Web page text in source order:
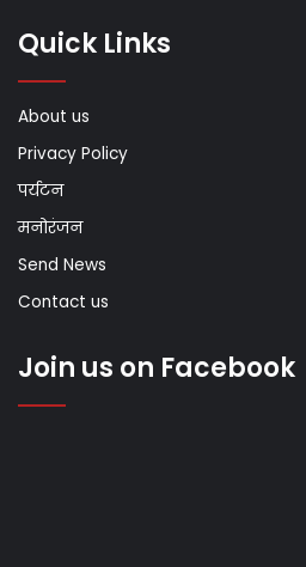
Quick Links
About us
Privacy Policy
पर्यटन
मनोरंजन
Send News
Contact us
Join us on Facebook